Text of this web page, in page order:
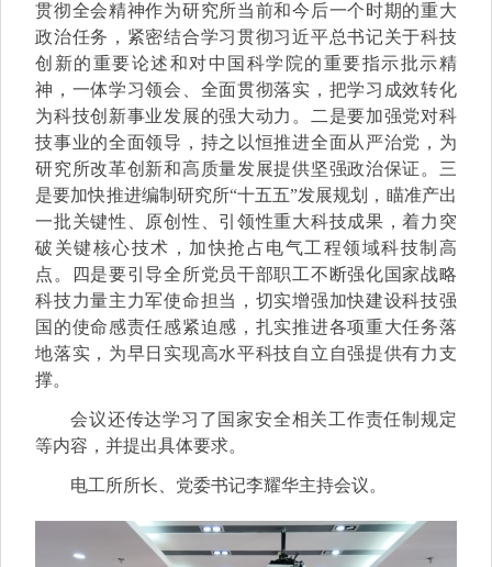
贯彻全会精神作为研究所当前和今后一个时期的重大
政治任务，紧密结合学习贯彻习近平总书记关于科技
创新的重要论述和对中国科学院的重要指示批示精
神，一体学习领会、全面贯彻落实，把学习成效转化
为科技创新事业发展的强大动力。二是要加强党对科
技事业的全面领导，持之以恒推进全面从严治党，为
研究所改革创新和高质量发展提供坚强政治保证。三
是要加快推进编制研究所“十五五”发展规划，瞄准产出
一批关键性、原创性、引领性重大科技成果，着力突
破关键核心技术，加快抢占电气工程领域科技制高
点。四是要引导全所党员干部职工不断强化国家战略
科技力量主力军使命担当，切实增强加快建设科技强
国的使命感责任感紧迫感，扎实推进各项重大任务落
地落实，为早日实现高水平科技自立自强提供有力支
撑。
会议还传达学习了国家安全相关工作责任制规定
等内容，并提出具体要求。
电工所所长、党委书记李耀华主持会议。